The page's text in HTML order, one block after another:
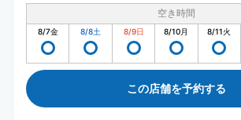
空き時間
8/7金 8/8土 8/9日 8/10月 8/11火
この店舗を予約する